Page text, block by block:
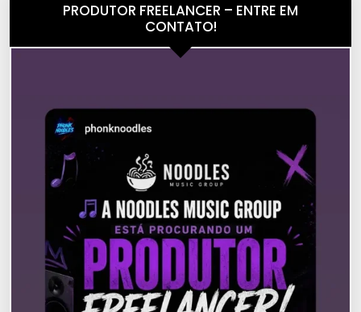
PRODUTOR FREELANCER – ENTRE EM
CONTATO!